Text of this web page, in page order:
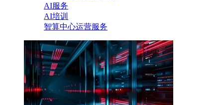
AI服务
AI培训
智算中心运营服务